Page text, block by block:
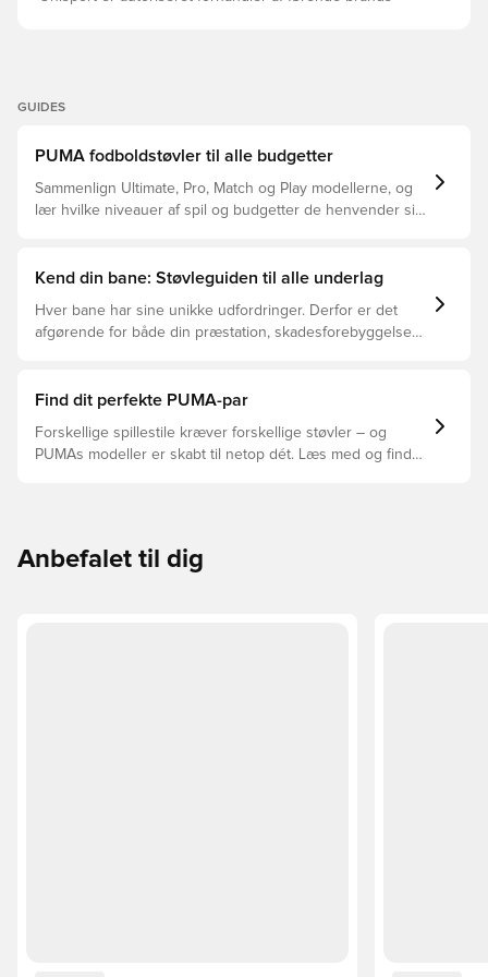
GUIDES
PUMA fodboldstøvler til alle budgetter
Sammenlign Ultimate, Pro, Match og Play modellerne, og
lær hvilke niveauer af spil og budgetter de henvender sig
Kend din bane: Støvleguiden til alle underlag
Hver bane har sine unikke udfordringer. Derfor er det
afgørende for både din præstation, skadesforebyggelse
støvler der er det bedste valg til de forskellige typer
Find dit perfekte PUMA-par
Forskellige spillestile kræver forskellige støvler – og
PUMAs modeller er skabt til netop dét. Læs med og find
Anbefalet til dig